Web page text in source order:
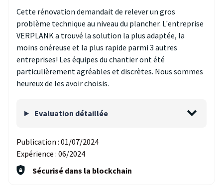
Cette rénovation demandait de relever un gros
problème technique au niveau du plancher. L'entreprise
VERPLANK a trouvé la solution la plus adaptée, la
moins onéreuse et la plus rapide parmi 3 autres
entreprises! Les équipes du chantier ont été
particulièrement agréables et discrètes. Nous sommes
heureux de les avoir choisis.
Evaluation détaillée
Publication : 01/07/2024
Expérience : 06/2024
Sécurisé dans la blockchain